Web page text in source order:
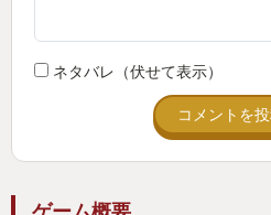
ネタバレ（伏せて表示）
コメントを